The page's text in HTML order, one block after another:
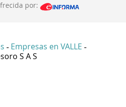
por:
- Empresas en VALLE -
S A S